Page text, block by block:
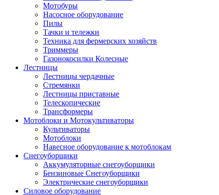
Мотобуры
Насосное оборудование
Пилы
Тачки и тележки
Техника для фермерских хозяйств
Триммеры
Газонокосилки Колесные
Лестницы
Лестницы чердачные
Стремянки
Лестницы приставные
Телескопические
Трансформеры
Мотоблоки и Мотокультиваторы
Культиваторы
Мотоблоки
Навесное оборудование к мотоблокам
Снегоуборщики
Аккумуляторные снегоуборщики
Бензиновые Снегоуборщики
Электрические снегоуборщики
Силовое оборудование